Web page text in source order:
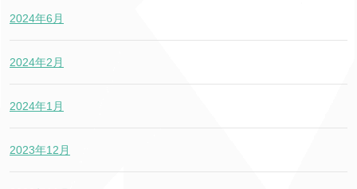
2024年6月
2024年2月
2024年1月
2023年12月